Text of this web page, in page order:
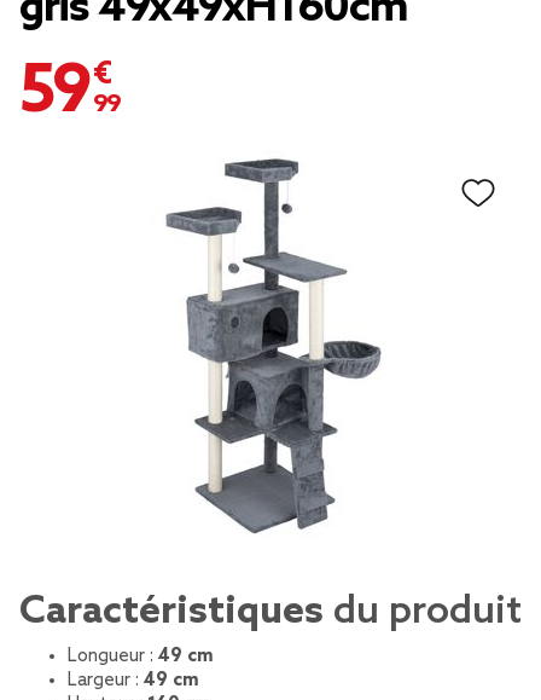
59,99 €
Caractéristiques du produit
Longueur : 49 cm
Largeur : 49 cm